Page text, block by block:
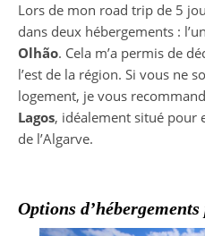
Lors de mon road trip de 5
dans deux hébergements :
Olhão. Cela m’a permis de
l’est de la région. Si vous ne
logement, je vous
Lagos, idéalement situé pour
de l’Algarve.
Options